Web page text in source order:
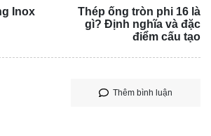
Inox
Thép ống tròn phi 16 là
gì? Định nghĩa và đặc
điểm cấu tạo
Thêm bình luận